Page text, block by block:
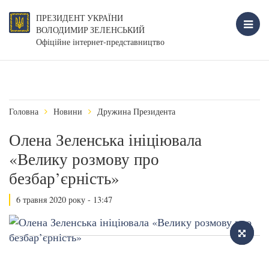
ПРЕЗИДЕНТ УКРАЇНИ
ВОЛОДИМИР ЗЕЛЕНСЬКИЙ
Офіційне інтернет-представництво
Головна Новини Дружина Президента
Олена Зеленська ініціювала
«Велику розмову про
безбар’єрність»
6 травня 2020 року - 13:47